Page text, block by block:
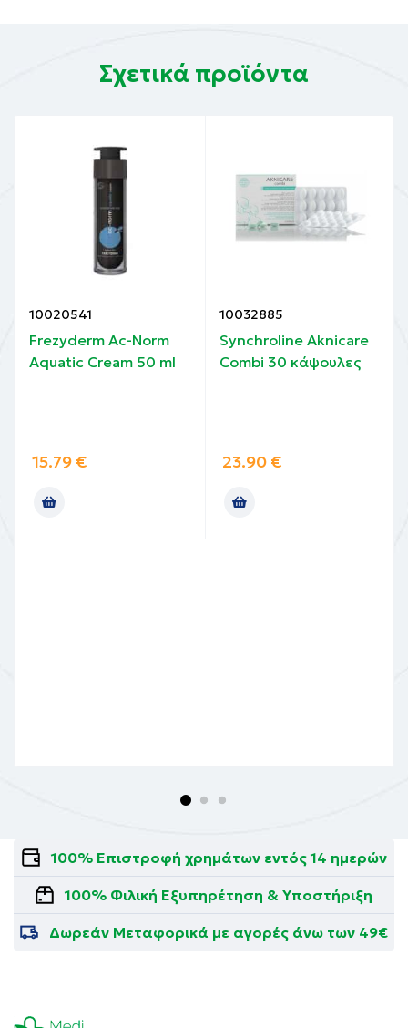
Σχετικά προϊόντα
10020541
Frezyderm Ac-Norm
Aquatic Cream 50 ml
15.79 €
10032885
Synchroline Aknicare
Combi 30 κάψουλες
23.90 €
100% Επιστροφή χρημάτων εντός 14 ημερών
100% Φιλική Εξυπηρέτηση & Υποστήριξη
Δωρεάν Μεταφορικά με αγορές άνω των 49€